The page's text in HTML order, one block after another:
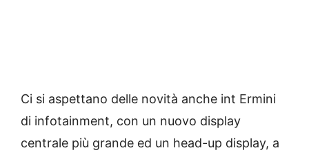
Ci si aspettano delle novità anche int Ermini
di infotainment, con un nuovo display
centrale più grande ed un head-up display, a